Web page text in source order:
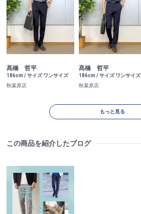
髙橋 哲平
186cm / サイズ ワンサイズ
秋葉原店
髙橋 哲平
186cm / サイズ ワンサイズ
秋葉原店
もっと見る
この商品を紹介したブログ